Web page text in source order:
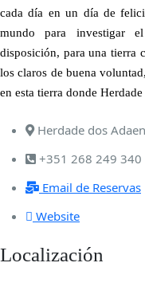
cada día en un día de
mundo para investigar
disposición, para una tierra
los claros de buena
en esta tierra donde
Herdade dos
+351 268 249 340
Email de Reservas
Website
Localización